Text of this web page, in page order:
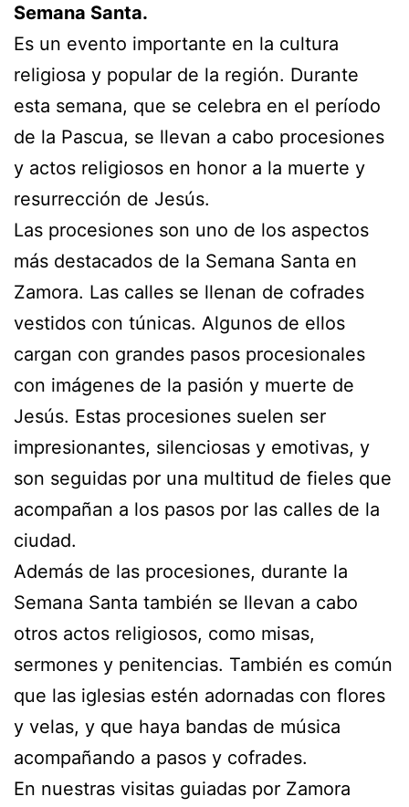
Semana Santa.
Es un evento importante en la cultura
religiosa y popular de la región. Durante
esta semana, que se celebra en el período
de la Pascua, se llevan a cabo procesiones
y actos religiosos en honor a la muerte y
resurrección de Jesús.
Las procesiones son uno de los aspectos
más destacados de la Semana Santa en
Zamora. Las calles se llenan de cofrades
vestidos con túnicas. Algunos de ellos
cargan con grandes pasos procesionales
con imágenes de la pasión y muerte de
Jesús. Estas procesiones suelen ser
impresionantes, silenciosas y emotivas, y
son seguidas por una multitud de fieles que
acompañan a los pasos por las calles de la
ciudad.
Además de las procesiones, durante la
Semana Santa también se llevan a cabo
otros actos religiosos, como misas,
sermones y penitencias. También es común
que las iglesias estén adornadas con flores
y velas, y que haya bandas de música
acompañando a pasos y cofrades.
En nuestras visitas guiadas por Zamora